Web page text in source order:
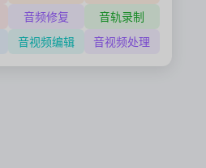
音频修复
音轨录制
音视频编辑 音视频处理